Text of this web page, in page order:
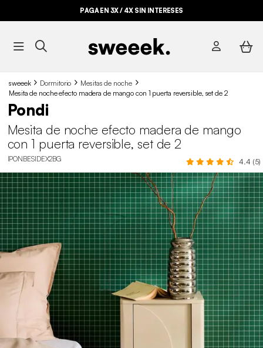
PAGA EN 3X / 4X SIN INTERESES
sweeek Dormitorio
Mesitas de noche
Mesita de noche efecto madera de mango con 1 puerta reversible, set de 2
Pondi
Mesita de noche efecto madera de mango
con 1 puerta reversible, set de 2
IPONBESIDEX2BG 4.4 (5)